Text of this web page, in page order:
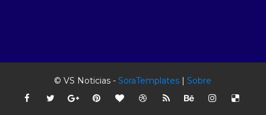
© VS Noticias -SoraTemplates |Sobre